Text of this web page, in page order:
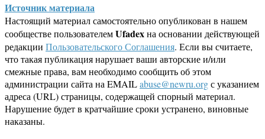
Источник материала
Настоящий материал самостоятельно опубликован в нашем
сообществе пользователемUfadexна основании действующей
редакции Пользовательского Соглашения. Если вы считаете,
что такая публикация нарушает ваши авторские и/или
смежные права, вам необходимо сообщить об этом
администрации сайта на EMAILabuse@newru.orgс указанием
адреса (URL) страницы, содержащей спорный материал.
Нарушение будет в кратчайшие сроки устранено, виновные
наказаны.